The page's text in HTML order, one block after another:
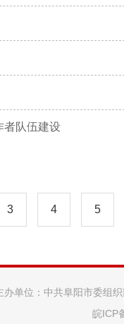
者队伍建设
3 4 5
办单位：中共阜阳市委组
皖ICP